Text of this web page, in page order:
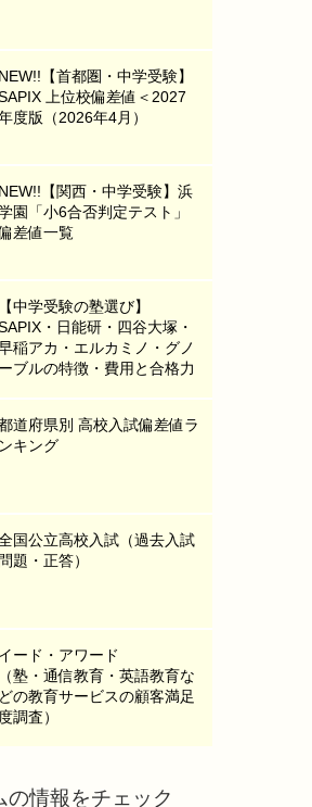
NEW!!【首都圏・中学受験】
上位校偏差値＜2027
度版（2026年4月）
NEW!!【関西・中学受験】浜
園「小6合否判定テスト」
差値一覧
【中学受験の塾選び】
・日能研・四谷大塚・
稲アカ・エルカミノ・グノ
ーブルの特徴・費用と合格力
道府県別 高校入試偏差値ラ
ンキング
国公立高校入試（過去入試
問題・正答）
イード・アワード
（塾・通信教育・英語教育な
どの教育サービスの顧客満足
度調査）
の情報をチェック